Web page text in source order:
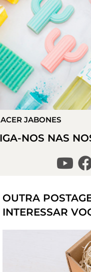
VELAS
NOS NAS
OUTRA
INTERESSAR